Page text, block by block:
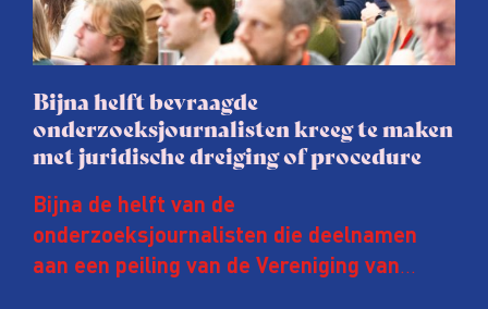
Bijna helft bevraagde
onderzoeksjournalisten kreeg te maken
met juridische dreiging of procedure
Bijna de helft van de
onderzoeksjournalisten die deelnamen
aan een peiling van de Vereniging van